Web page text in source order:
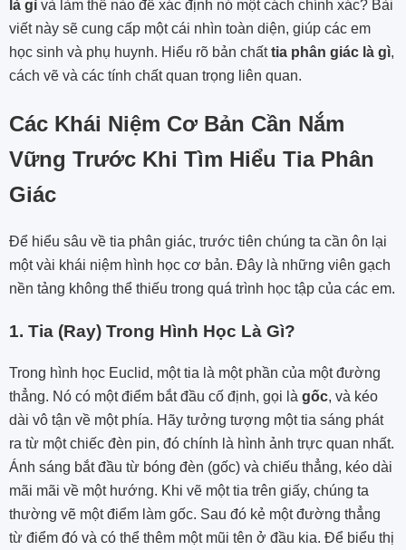
là gì và làm thế nào để xác định nó một cách chính xác? Bài
viết này sẽ cung cấp một cái nhìn toàn diện, giúp các em
học sinh và phụ huynh. Hiểu rõ bản chấttia phân giác là gì,
cách vẽ và các tính chất quan trọng liên quan.
Các Khái Niệm Cơ Bản Cần Nắm
Vững Trước Khi Tìm Hiểu Tia Phân
Giác
Để hiểu sâu về tia phân giác, trước tiên chúng ta cần ôn lại
một vài khái niệm hình học cơ bản. Đây là những viên gạch
nền tảng không thể thiếu trong quá trình học tập của các em.
1. Tia (Ray) Trong Hình Học Là Gì?
Trong hình học Euclid, một tia là một phần của một đường
thẳng. Nó có một điểm bắt đầu cố định, gọi là gốc, và kéo
dài vô tận về một phía. Hãy tưởng tượng một tia sáng phát
ra từ một chiếc đèn pin, đó chính là hình ảnh trực quan nhất.
Ánh sáng bắt đầu từ bóng đèn (gốc) và chiếu thẳng, kéo dài
mãi mãi về một hướng. Khi vẽ một tia trên giấy, chúng ta
thường vẽ một điểm làm gốc. Sau đó kẻ một đường thẳng
từ điểm đó và có thể thêm một mũi tên ở đầu kia. Để biểu thị